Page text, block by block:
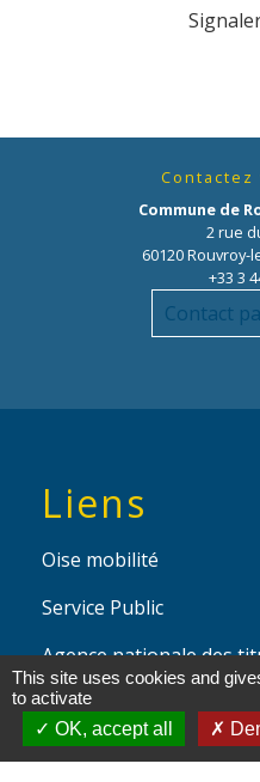
Commune de
2 rue
60120 Rouvroy-
+33 3
Contact
Liens
Oise mobilité
Service Public
Agence nationale des
sécurisés
This site uses cookies and
to activate
OK, accept all